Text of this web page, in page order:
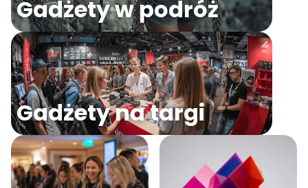
Gadżety w podróż
Gadżety na targi